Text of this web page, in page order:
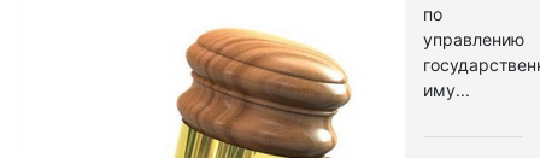
по
управлению
иму...